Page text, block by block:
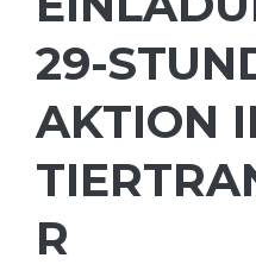
29-
AKTION
R